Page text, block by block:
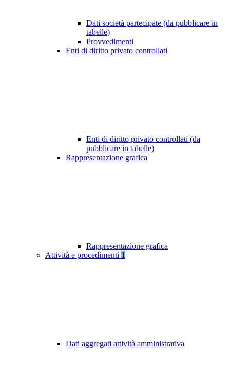
Dati società partecipate (da pubblicare in
tabelle)
Provvedimenti
Enti di diritto privato controllati
Enti di diritto privato controllati (da
pubblicare in tabelle)
Rappresentazione grafica
Rappresentazione grafica
Attività e procedimenti 1
Dati aggregati attività amministrativa